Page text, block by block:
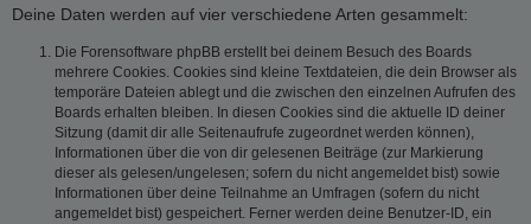
Deine Daten werden auf vier verschiedene Arten gesammelt:
Die Forensoftware phpBB erstellt bei deinem Besuch des Boards
mehrere Cookies. Cookies sind kleine Textdateien, die dein Browser als
temporäre Dateien ablegt und die zwischen den einzelnen Aufrufen des
Boards erhalten bleiben. In diesen Cookies sind die aktuelle ID deiner
Sitzung (damit dir alle Seitenaufrufe zugeordnet werden können),
Informationen über die von dir gelesenen Beiträge (zur Markierung
dieser als gelesen/ungelesen; sofern du nicht angemeldet bist) sowie
Informationen über deine Teilnahme an Umfragen (sofern du nicht
angemeldet bist) gespeichert. Ferner werden deine Benutzer-ID, ein